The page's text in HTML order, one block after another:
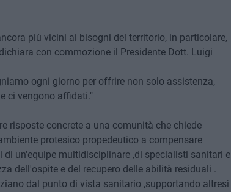
più vicini ai bisogni del territorio, in particolare,
con commozione il Presidente Dott. Luigi
ogni giorno per offrire non solo assistenza,
ci vengono affidati."
risposte concrete a una comunità che chiede
protesico propedeutico a compensare
un'equipe multidisciplinare ,di specialisti sanitari e
dell'ospite e del recupero delle abilità residuali .
dal punto di vista sanitario ,supportando altresì